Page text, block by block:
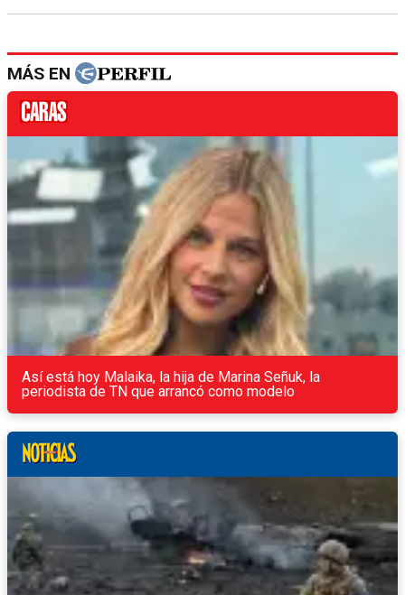
MÁS EN
Así está hoy Malaika, la hija de Marina Señuk, la
periodista de TN que arrancó como modelo